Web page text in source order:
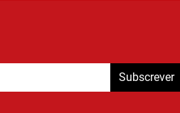
Subscrever